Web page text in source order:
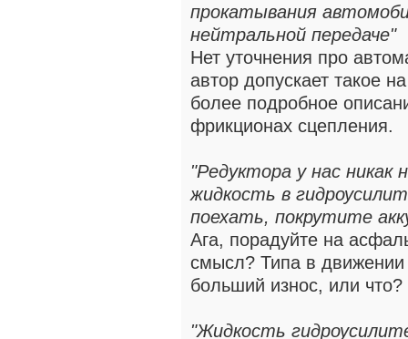
прокатывания
нейтральной передаче"
Нет уточнения про
автор допускает такое
более подробное
фрикционах сцепления.
"Редуктора у нас никак
жидкость в
поехать, покрутите
Ага, порадуйте на
смысл? Типа в движении
больший износ, или что?
"Жидкость